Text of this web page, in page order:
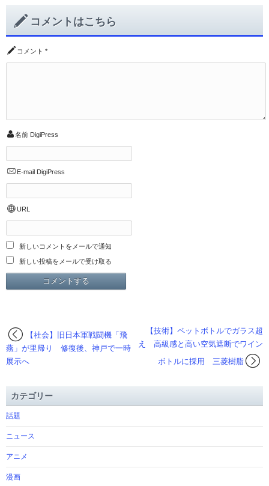
コメントはこちら
コメント *
名前 DigiPress
E-mail DigiPress
URL
新しいコメントをメールで通知
新しい投稿をメールで受け取る
【技術】ペットボトルでガラス超
え 高級感と高い空気遮断でワイン
ボトルに採用 三菱樹脂
【社会】旧日本軍戦闘機「飛
燕」が里帰り 修復後、神戸で一時
展示へ
カテゴリー
話題
ニュース
アニメ
漫画